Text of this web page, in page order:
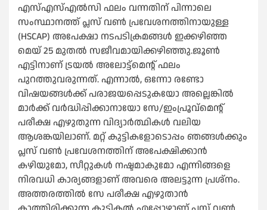
എസ്‌എസ്‌എല്‍സി ഫലം വന്നതിന് പിന്നാലെ
സംസ്ഥാനത്ത് പ്ലസ് വണ്‍ പ്രവേശനത്തിനായുള്ള
(HSCAP) അപേക്ഷാ നടപടിക്രമങ്ങള്‍ ഇക്കഴിഞ്ഞ
മെയ് 25 മുതല്‍ സജീവമായിക്കഴിഞ്ഞു.ജൂണ്‍
എട്ടിനാണ് ട്രയല്‍ അലോട്ട്മെൻ്റ് ഫലം
പുറത്തുവരുന്നത്. എന്നാല്‍, ഒന്നോ രണ്ടോ
വിഷയങ്ങള്‍ക്ക് പരാജയപ്പെടുകയോ അല്ലെങ്കില്‍
മാർക്ക് വർദ്ധിപ്പിക്കാനായോ സേ/ഇംപ്രൂവ്‌മെന്റ്
പരീക്ഷ എഴുതുന്ന വിദ്യാർത്ഥികള്‍ വലിയ
ആശങ്കയിലാണ്. മറ്റ് കുട്ടികളോടൊപ്പം ഞങ്ങള്‍ക്കും
പ്ലസ് വണ്‍ പ്രവേശനത്തിന് അപേക്ഷിക്കാൻ
കഴിയുമോ, സീറ്റുകള്‍ നഷ്ടമാകുമോ എന്നിങ്ങളെ
നിരവധി കാര്യങ്ങളാണ് അവരെ അലട്ടുന്ന പ്രശ്നം.
അത്തരത്തില്‍ സേ പരീക്ഷ എഴുതാൻ